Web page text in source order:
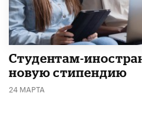
Студентам-
новую стипендию
24 МАРТА